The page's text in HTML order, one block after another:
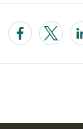
Opens in a
Opens